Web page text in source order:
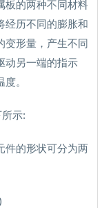
板的两种不同材料
经历不同的膨胀和
变形量，产生不同
动另一端的指示
。
示:
件的形状可分为两